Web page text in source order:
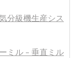
分級機生産シス
ミル - 垂直ミル